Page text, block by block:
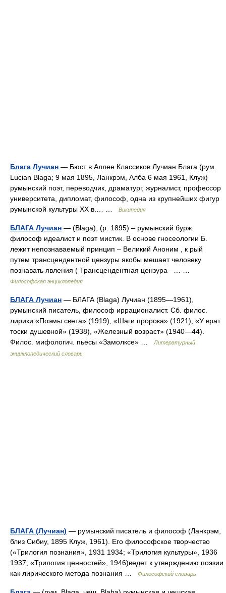
Блага Лучиан — Бюст в Аллее Классиков Лучиан Блага (рум.
Lucian Blaga; 9 мая 1895, Ланкрэм, Алба 6 мая 1961, Клуж)
румынский поэт, переводчик, драматург, журналист, профессор
университета, дипломат, философ, одна из крупнейших фигур
румынской культуры ХХ в.… …
Википедия
БЛАГА Лучиан — (Blaga), (p. 1895) – румынский бурж.
философ идеалист и поэт мистик. В основе гносеологии Б.
лежит непознаваемый принцип – Великий Аноним , к рый
путем трансцендентной цензуры якобы мешает человеку
познавать явления ( Трансцендентная цензура –… …
Философская энциклопедия
БЛАГА Лучиан — БЛАГА (Blaga) Лучиан (1895—1961),
румынский писатель, философ иррационалист. Сб. филос.
лирики «Поэмы света» (1919), «Шаги пророка» (1921), «У врат
тоски душевной» (1938), «Железный возраст» (1940—44).
Филос. мифологич. пьесы «Замолксе» …
Литературный
энциклопедический словарь
БЛАГА (Лучиан) — румынский писатель и философ (Ланкрэм,
близ Сибиу, 1895 Клуж, 1961). Его философское творчество
(«Трилогия познания», 1931 1934; «Трилогия культуры», 1936
1937; «Трилогия ценностей», 1946)ведет к утверждению поэзии
как лирического метода познания …
Философский словарь